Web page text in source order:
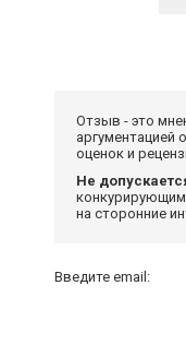
Отзыв - это
оценок и
Не
на сторонние
Введите email: